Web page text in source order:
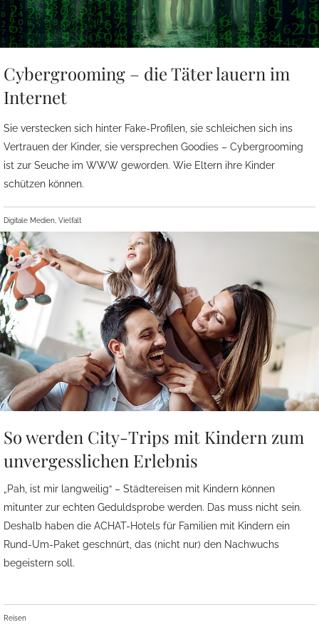
Cybergrooming – die Täter lauern im
Internet
Sie verstecken sich hinter Fake-Profilen, sie schleichen sich ins
Vertrauen der Kinder, sie versprechen Goodies – Cybergrooming
ist zur Seuche im WWW geworden. Wie Eltern ihre Kinder
schützen können.
Digitale Medien, Vielfalt
So werden City-Trips mit Kindern zum
unvergesslichen Erlebnis
„Pah, ist mir langweilig“ – Städtereisen mit Kindern können
mitunter zur echten Geduldsprobe werden. Das muss nicht sein.
Deshalb haben die ACHAT-Hotels für Familien mit Kindern ein
Rund-Um-Paket geschnürt, das (nicht nur) den Nachwuchs
begeistern soll.
Reisen